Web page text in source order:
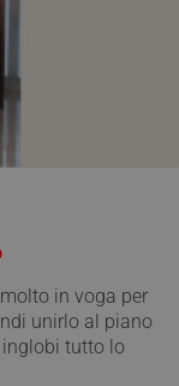
in voga per
unirlo al piano
tutto lo